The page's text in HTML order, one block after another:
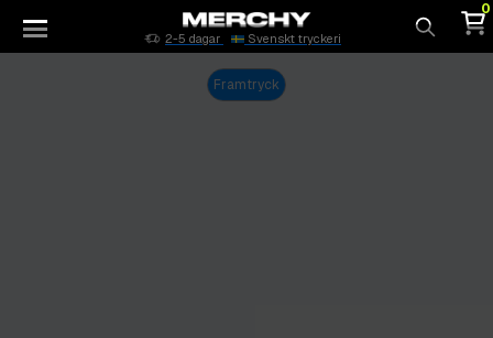
2-5 dagar Svenskt tryckeri
Sök
0
Framtryck